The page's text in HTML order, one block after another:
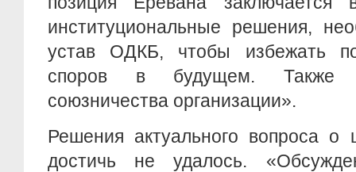
институциональные решения,
устав ОДКБ, чтобы избежать
споров в будущем. Также
союзничества организации».
Решения актуального вопроса о
достичь не удалось.